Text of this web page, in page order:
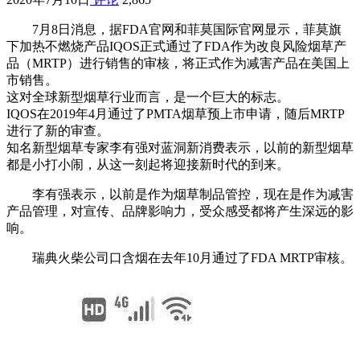
7月8日消息，据FDA官网和菲莫国际官网显示，菲莫旗
下加热不燃烧产品IQOS正式通过了FDA作为改良风险烟草产
品（MRTP）进行销售的审核，将正式作为减害产品在美国上
市销售。
这对全球新型烟草行业而言，是一个巨大的标志。
IQOS在2019年4月通过了PMTA烟草预上市申请，随后MRTP
进行了新的审查。
知名新型烟草专家李有强对蓝洞新消费表示，以前的新型烟草
都是小打小闹，从这一刻起将迎接新时代的到来。
李有强表示，以前是作为烟草制品管控，现在是作为减害
产品管理，对宣传、品牌影响力，受众感受都将产生深远的影
响。
瑞典火柴公司口含烟在去年10月通过了FDA MRTP审核。